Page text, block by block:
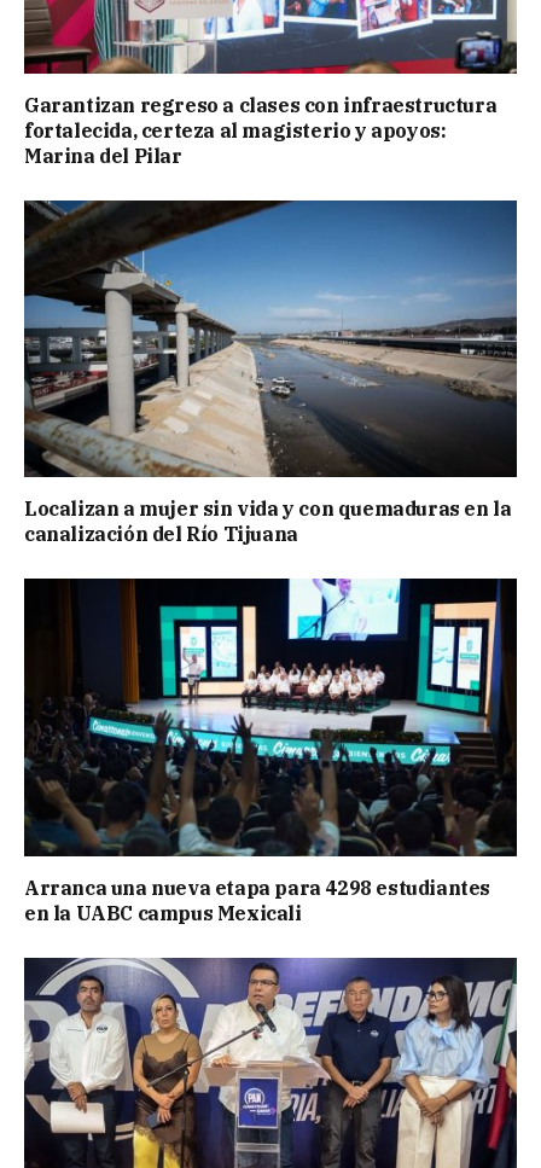
Garantizan regreso a clases con infraestructura
fortalecida, certeza al magisterio y apoyos:
Marina del Pilar
Localizan a mujer sin vida y con quemaduras en la
canalización del Río Tijuana
Arranca una nueva etapa para 4298 estudiantes
en la UABC campus Mexicali